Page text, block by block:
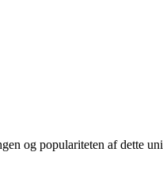
og populariteten af dette